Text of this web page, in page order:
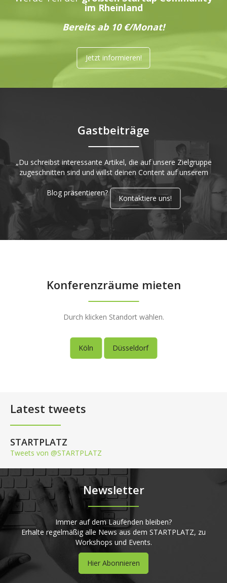
im Rheinland
Bereits ab 10 €/Monat!
Jetzt informieren!
Gastbeiträge
„Du schreibst interessante Artikel, die auf unsere Zielgruppe
zugeschnitten sind und willst deinen Content auf unserem
Blog präsentieren?
Kontaktiere uns!
Konferenzräume mieten
Durch klicken Standort wählen.
Köln Düsseldorf
Latest tweets
STARTPLATZ
Tweets von @STARTPLATZ
Newsletter
Immer auf dem Laufenden bleiben?
Erhalte regelmäßig alle News aus dem STARTPLATZ, zu
Workshops und Events.
Hier Abonnieren